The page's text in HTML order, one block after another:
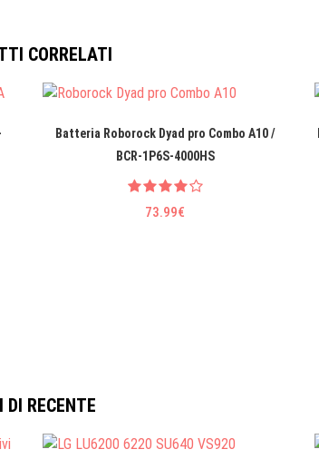
CORRELATI
Batteria Roborock Dyad pro Combo A10 /
BCR-1P6S-4000HS
73.99€
RECENTE